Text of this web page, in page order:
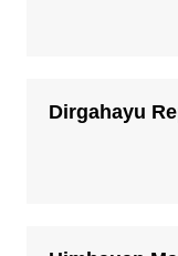
Dirgahayu